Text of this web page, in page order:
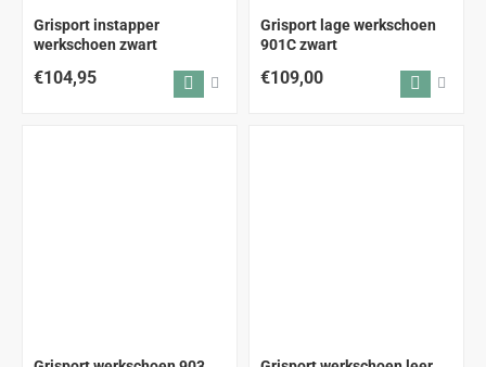
Grisport instapper
werkschoen zwart
€104,95
Grisport lage werkschoen
901C zwart
€109,00